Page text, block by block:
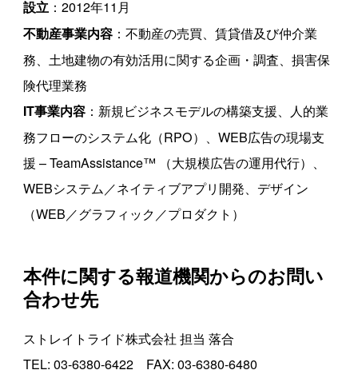
設立：2012年11月
不動産事業内容：不動産の売買、賃貸借及び仲介業
務、土地建物の有効活用に関する企画・調査、損害保
険代理業務
IT事業内容：新規ビジネスモデルの構築支援、人的業
務フローのシステム化（RPO）、WEB広告の現場支
援 – TeamAssistance™ （大規模広告の運用代行）、
WEBシステム／ネイティブアプリ開発、デザイン
（WEB／グラフィック／プロダクト）
本件に関する報道機関からのお問い
合わせ先
ストレイトライド株式会社 担当 落合
TEL: 03-6380-6422 FAX: 03-6380-6480